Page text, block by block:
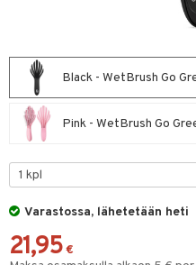
Black - WetBrush Go
Pink - WetBrush Go
Varastossa, lähetetään heti
21,95 €
& Antifrizz
tuotteet
tuotteet
Set